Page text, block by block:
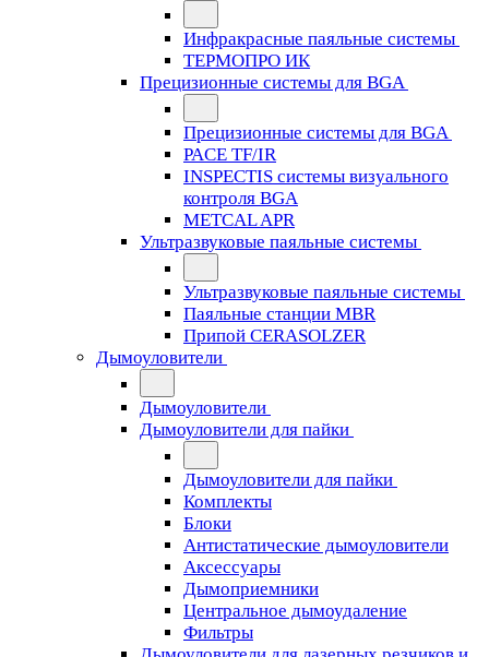
Инфракрасные паяльные системы
ТЕРМОПРО ИК
Прецизионные системы для BGA
Прецизионные системы для BGA
PACE TF/IR
INSPECTIS системы визуального
контроля BGA
METCAL APR
Ультразвуковые паяльные системы
Ультразвуковые паяльные системы
Паяльные станции MBR
Припой CERASOLZER
Дымоуловители
Дымоуловители
Дымоуловители для пайки
Дымоуловители для пайки
Комплекты
Блоки
Антистатические дымоуловители
Аксессуары
Дымоприемники
Центральное дымоудаление
Фильтры